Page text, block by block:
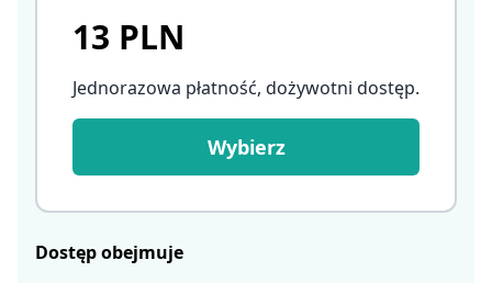
13 PLN
Jednorazowa płatność, dożywotni dostęp.
Wybierz
Dostęp obejmuje